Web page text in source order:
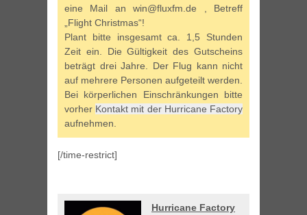
eine Mail an win@fluxfm.de , Betreff
„Flight Christmas“!
Plant bitte insgesamt ca. 1,5 Stunden
Zeit ein. Die Gültigkeit des Gutscheins
beträgt drei Jahre. Der Flug kann nicht
auf mehrere Personen aufgeteilt werden.
Bei körperlichen Einschränkungen bitte
vorher Kontakt mit der Hurricane Factory
aufnehmen.
[/time-restrict]
Hurricane Factory